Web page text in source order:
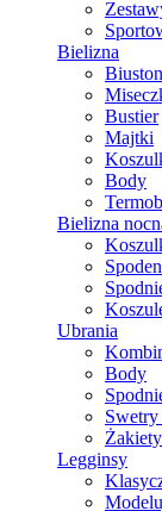
Bielizna
Bustier
Majtki
Body
Bielizna
Ubrania
Body
Legginsy